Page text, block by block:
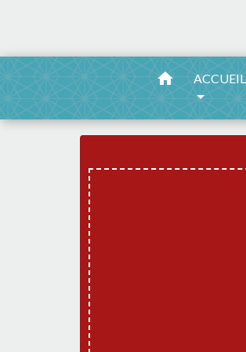
home ACCUEIL